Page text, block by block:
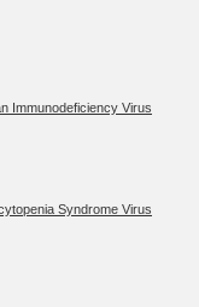
Immunodeficiency Virus
Syndrome Virus